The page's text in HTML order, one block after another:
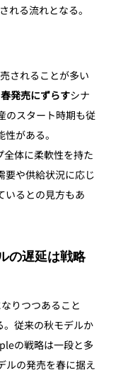
れる流れとなる。
されることが多い
発売にずらすシナ
のスタート時期も従
がある。
体に柔軟性を持た
要や供給状況に応じ
いるとの見方もあ
の遅延は戦略
りつつあること
。従来の秋モデルか
の戦略は一段と多
ルの発売を春に据え